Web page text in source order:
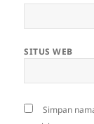
SITUS WEB
Simpan